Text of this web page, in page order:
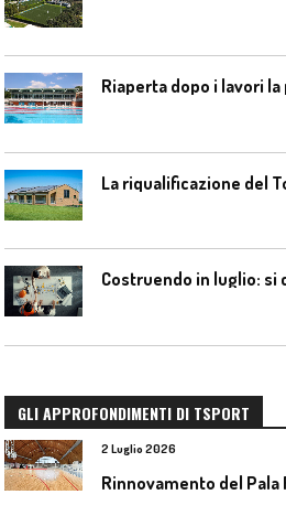
Riaperta dopo i lavori
La riqualificazione del
Costruendo in luglio: si
GLI APPROFONDIMENTI DI TSPORT
2 Luglio 2026
Rinnovamento del Pala